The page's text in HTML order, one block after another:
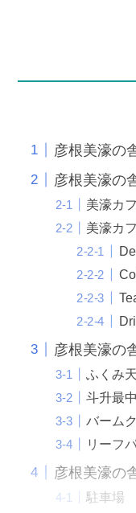
彦根美濠の
彦根美濠の
美濠カ
美濠カ
彦根美濠の
ふくみ
斗升最中
バーム
リーフ
彦根美濠の
駐車場